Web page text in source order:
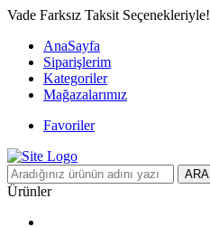
Vade Farksız Taksit Seçenekleriyle!
AnaSayfa
Siparişlerim
Kategoriler
Mağazalarımız
Favoriler
ARA
Ürünler